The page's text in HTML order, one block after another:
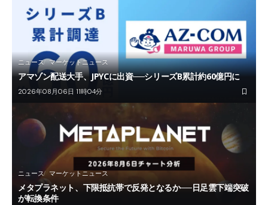
ニュース マーケットニュース
アマゾン配送大手、JPYCに出資──シリーズB累計約60億円に
2026年08月06日 11時04分
ニュース マーケットニュース
メタプラネット、下限抵抗帯で反発となるか──日足雲下端突破
が転換条件